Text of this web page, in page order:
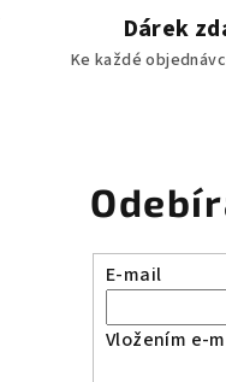
Dárek
Ke každé
E-mail
Vložením e-